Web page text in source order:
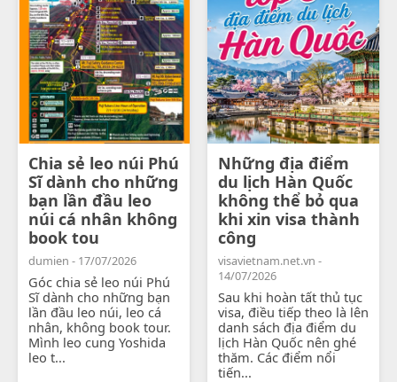
Chia sẻ leo núi Phú
Sĩ dành cho những
bạn lần đầu leo
núi cá nhân không
book tou
dumien - 17/07/2026
Góc chia sẻ leo núi Phú
Sĩ dành cho những bạn
lần đầu leo núi, leo cá
nhân, không book tour.
Mình leo cung Yoshida
leo t...
Những địa điểm
du lịch Hàn Quốc
không thể bỏ qua
khi xin visa thành
công
visavietnam.net.vn -
14/07/2026
Sau khi hoàn tất thủ tục
visa, điều tiếp theo là lên
danh sách địa điểm du
lịch Hàn Quốc nên ghé
thăm. Các điểm nổi
tiến...